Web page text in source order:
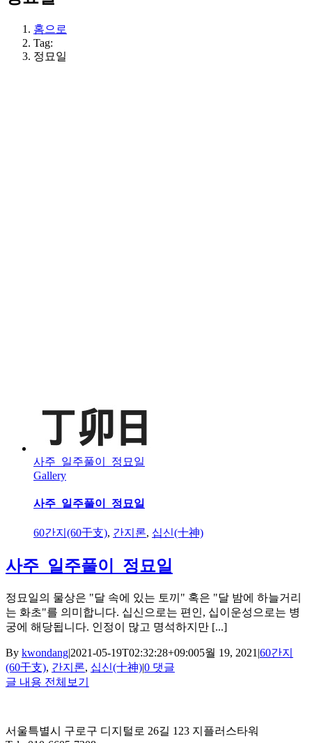
홈으로
Tag:
정묘일
사주_일주풀이_정묘일
Gallery
사주_일주풀이_정묘일
60간지(60干支), 간지론, 십신(十神)
사주_일주풀이_정묘일
정묘일의 물상은 "달 속에 있는 토끼" 혹은 "달 밤에 하늘거리
는 화초"를 의미합니다. 십신으로는 편인, 십이운성으로는 병
궁에 해당됩니다. 인정이 많고 명석하지만 [...]
By kwondang|2021-05-19T02:32:28+09:005월 19, 2021 |60간지
(60干支), 간지론, 십신(十神)|0 댓글
글 내용 전체보기
서울특별시 구로구 디지털로 26길 123 지플러스타워